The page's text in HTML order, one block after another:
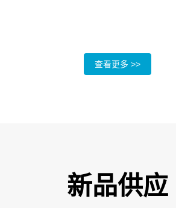
查看更多 >>
新品供应